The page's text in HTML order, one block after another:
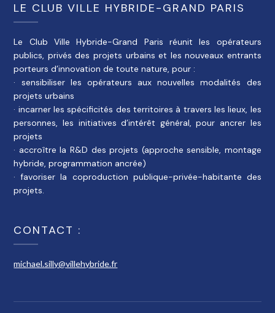
LE CLUB VILLE HYBRIDE-GRAND PARIS
Le Club Ville Hybride-Grand Paris réunit les opérateurs
publics, privés des projets urbains et les nouveaux entrants
porteurs d’innovation de toute nature, pour :
· sensibiliser les opérateurs aux nouvelles modalités des
projets urbains
· incarner les spécificités des territoires à travers les lieux, les
personnes, les initiatives d’intérêt général, pour ancrer les
projets
· accroître la R&D des projets (approche sensible, montage
hybride, programmation ancrée)
· favoriser la coproduction publique-privée-habitante des
projets.
CONTACT :
michael.silly@villehybride.fr